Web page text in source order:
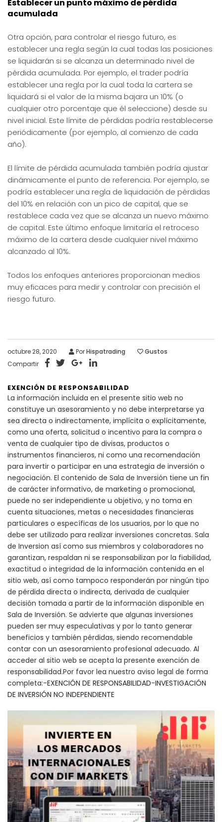
Establecer un punto máximo de pérdida
acumulada
Otra opción, para controlar el riesgo futuro, es
establecer una regla según la cual todas las posiciones
se liquidarán si se alcanza un determinado nivel de
pérdida acumulada. Por ejemplo, el trader podría
establecer una regla por la cual toda la cartera se
liquidará si el valor de la misma bajara un 10% (o
cualquier otro porcentaje que él seleccione) desde su
nivel inicial. Este límite de pérdidas podría restablecerse
periódicamente (por ejemplo, al comienzo de cada
año).
El límite de pérdida acumulada también podría ajustar
dinámicamente el punto de referencia. Por ejemplo, se
podría establecer una regla de liquidación de pérdidas
del 10% en relación con un pico de capital, que se
restablece cada vez que se alcanza un nuevo máximo
de capital. Este último enfoque limitaría el retroceso
máximo de la cartera desde cualquier nivel máximo
alcanzado al 10%.
Todos los enfoques anteriores proporcionan medios
muy eficaces para medir y controlar con precisión el
riesgo futuro.
octubre 28, 2020 PorHispatrading
Gustos
Compartir
EXENCIÓN DE RESPONSABILIDAD
La información incluida en el presente sitio web no
constituye un asesoramiento y no debe interpretarse ya
sea directa o indirectamente, implícita o explícitamente,
como una oferta, solicitud o incentivo para la compra o
venta de cualquier tipo de divisas, productos o
instrumentos financieros, ni como una recomendación
para invertir o participar en una estrategia de inversión o
negociación. El contenido de Sala de Inversión tiene un fin
de carácter informativo, de marketing o promocional,
puede no ser independiente u objetivo, y no toma en
cuenta situaciones, metas o necesidades financieras
particulares o específicas de los usuarios, por lo que no
debe ser utilizado para realizar inversiones concretas. Sala
de Inversion así como sus miembros y colaboradores no
garantizan, respaldan ni se responsabilizan por la fiabilidad,
exactitud o integridad de la información contenida en el
sitio web, así como tampoco responderán por ningún tipo
de pérdida directa o indirecta, derivada de cualquier
decisión tomada a partir de la información disponible en
Sala de Inversión. Se advierte que algunas inversiones
pueden ser muy especulativas y por lo tanto generar
beneficios y también pérdidas, siendo recomendable
contar con un asesoramiento profesional adecuado. Al
acceder al sitio web se acepta la presente exención de
responsabilidad.Por favor lea nuestro aviso legal de forma
completa:-EXENCIÓN DE RESPONSABILIDAD-INVESTIGACIÓN
DE INVERSIÓN NO INDEPENDIENTE